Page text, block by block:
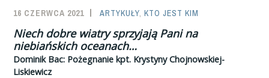
‘KTO
KIM’:
KRZYSZTOF
BARANOWSKI
(RECENZJA)
16 CZERWCA 2021
SAILOR-
ADMIN
ARTYKUŁY,KTO JEST KIM
Niech dobre wiatry sprzyjają Pani na
niebiańskich oceanach…
Dominik Bac: Pożegnanie kpt. Krystyny Chojnowskiej-
Liskiewicz